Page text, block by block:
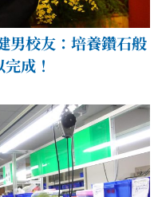
男校友：培養鑽石般
成！